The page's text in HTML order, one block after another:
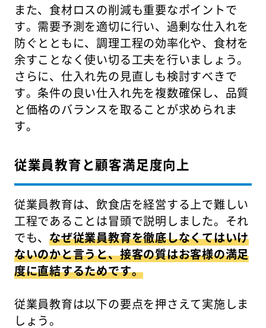
また、食材ロスの削減も重要なポイントで
す。需要予測を適切に行い、過剰な仕入れを
防ぐとともに、調理工程の効率化や、食材を
余すことなく使い切る工夫を行いましょう。
さらに、仕入れ先の見直しも検討すべきで
す。条件の良い仕入れ先を複数確保し、品質
と価格のバランスを取ることが求められま
す。
従業員教育と顧客満足度向上
従業員教育は、飲食店を経営する上で難しい
工程であることは冒頭で説明しました。それ
でも、なぜ従業員教育を徹底しなくてはいけ
ないのかと言うと、接客の質はお客様の満足
度に直結するためです。
従業員教育は以下の要点を押さえて実施しま
しょう。